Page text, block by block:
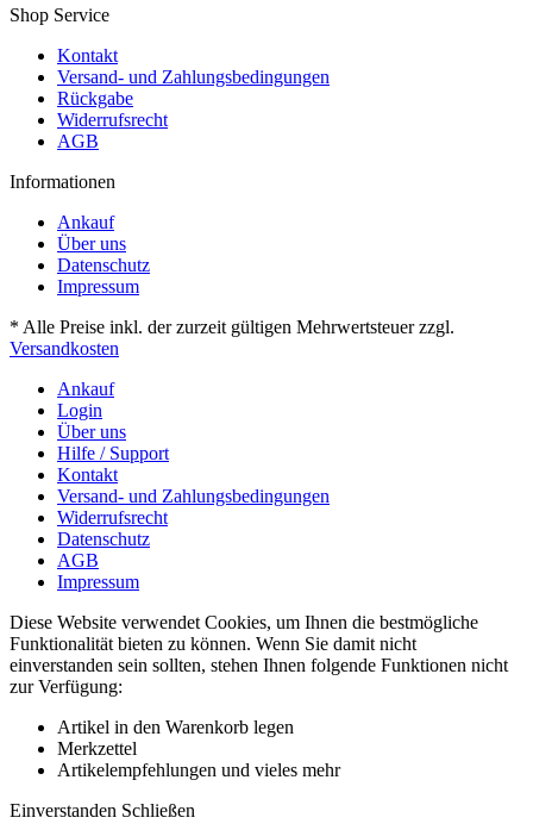
Shop Service
Kontakt
Versand- und Zahlungsbedingungen
Rückgabe
Widerrufsrecht
AGB
Informationen
Ankauf
Über uns
Datenschutz
Impressum
* Alle Preise inkl. der zurzeit gültigen Mehrwertsteuer zzgl.
Versandkosten
Ankauf
Login
Über uns
Hilfe / Support
Kontakt
Versand- und Zahlungsbedingungen
Widerrufsrecht
Datenschutz
AGB
Impressum
Diese Website verwendet Cookies, um Ihnen die bestmögliche
Funktionalität bieten zu können. Wenn Sie damit nicht
einverstanden sein sollten, stehen Ihnen folgende Funktionen nicht
zur Verfügung:
Artikel in den Warenkorb legen
Merkzettel
Artikelempfehlungen und vieles mehr
Einverstanden Schließen